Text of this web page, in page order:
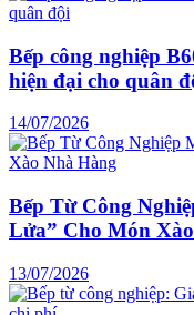
Bếp công nghiệp
hiện đại cho quân
14/07/2026
Bếp Từ Công
Lửa” Cho Món
13/07/2026